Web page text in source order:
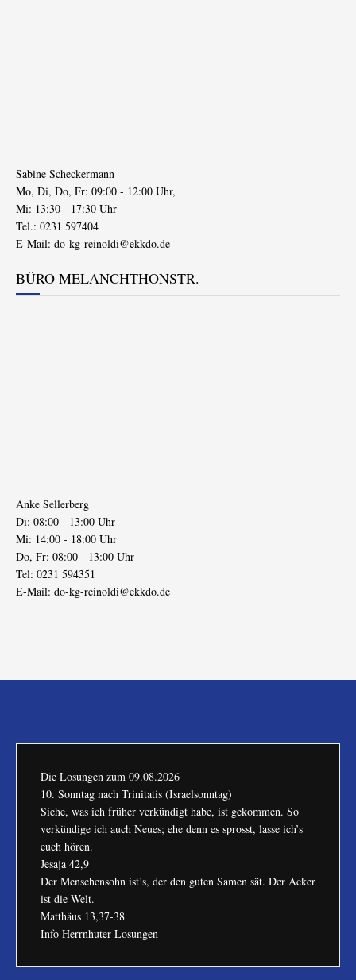
Sabine Scheckermann
Mo, Di, Do, Fr: 09:00 - 12:00 Uhr,
Mi: 13:30 - 17:30 Uhr
Tel.: 0231 597404
E-Mail: do-kg-reinoldi@ekkdo.de
BÜRO MELANCHTHONSTR.
Anke Sellerberg
Di: 08:00 - 13:00 Uhr
Mi: 14:00 - 18:00 Uhr
Do, Fr: 08:00 - 13:00 Uhr
Tel: 0231 594351
E-Mail: do-kg-reinoldi@ekkdo.de
Die Losungen zum 09.08.2026
10. Sonntag nach Trinitatis (Israelsonntag)
Siehe, was ich früher verkündigt habe, ist gekommen. So
verkündige ich auch Neues; ehe denn es sprosst, lasse ich’s
euch hören.
Jesaja 42,9
Der Menschensohn ist’s, der den guten Samen sät. Der Acker
ist die Welt.
Matthäus 13,37-38
Info Herrnhuter Losungen